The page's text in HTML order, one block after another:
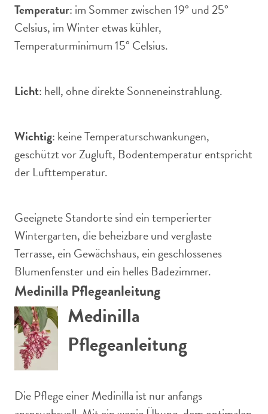
Temperatur: im Sommer zwischen 19° und 25°
Celsius, im Winter etwas kühler,
Temperaturminimum 15° Celsius.
Licht: hell, ohne direkte Sonneneinstrahlung.
Wichtig: keine Temperaturschwankungen,
geschützt vor Zugluft, Bodentemperatur entspricht
der Lufttemperatur.
Geeignete Standorte sind ein temperierter
Wintergarten, die beheizbare und verglaste
Terrasse, ein Gewächshaus, ein geschlossenes
Blumenfenster und ein helles Badezimmer.
Medinilla Pflegeanleitung
Medinilla
Pflegeanleitung
Die Pflege einer Medinilla ist nur anfangs